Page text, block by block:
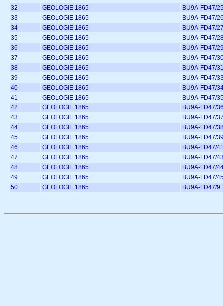
32
GEOLOGIE 1865
BU9A-FD47/25
33
GEOLOGIE 1865
BU9A-FD47/26
34
GEOLOGIE 1865
BU9A-FD47/27
35
GEOLOGIE 1865
BU9A-FD47/28
36
GEOLOGIE 1865
BU9A-FD47/29
37
GEOLOGIE 1865
BU9A-FD47/30
38
GEOLOGIE 1865
BU9A-FD47/31
39
GEOLOGIE 1865
BU9A-FD47/33
40
GEOLOGIE 1865
BU9A-FD47/34
41
GEOLOGIE 1865
BU9A-FD47/35
42
GEOLOGIE 1865
BU9A-FD47/36
43
GEOLOGIE 1865
BU9A-FD47/37
44
GEOLOGIE 1865
BU9A-FD47/38
45
GEOLOGIE 1865
BU9A-FD47/39
46
GEOLOGIE 1865
BU9A-FD47/41
47
GEOLOGIE 1865
BU9A-FD47/43
48
GEOLOGIE 1865
BU9A-FD47/44
49
GEOLOGIE 1865
BU9A-FD47/45
50
GEOLOGIE 1865 BU9A-FD47/9